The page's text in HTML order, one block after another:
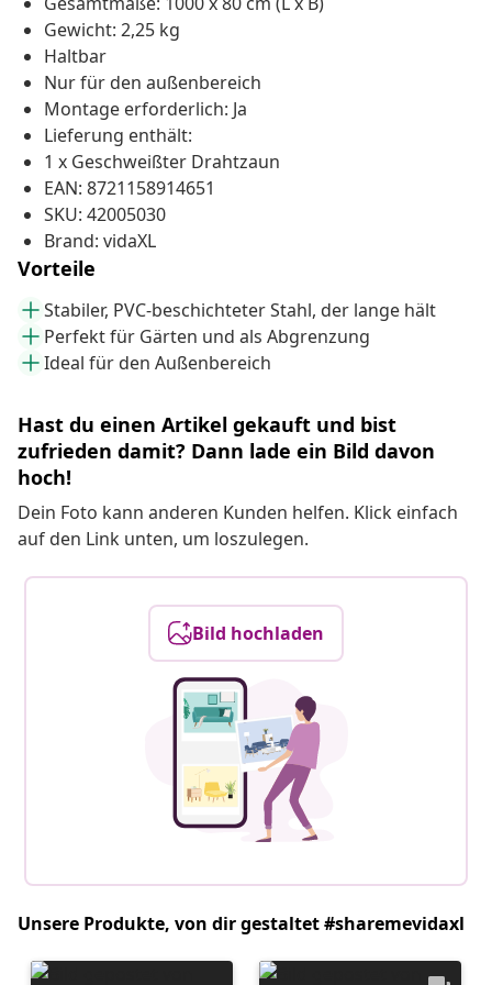
Gewicht: 2,25 kg
Haltbar
Nur für den außenbereich
Montage erforderlich: Ja
Lieferung enthält:
1 x Geschweißter Drahtzaun
EAN: 8721158914651
SKU: 42005030
Brand: vidaXL
Vorteile
Stabiler, PVC-beschichteter Stahl, der lange hält
Perfekt für Gärten und als Abgrenzung
Ideal für den Außenbereich
Hast du einen Artikel gekauft und bist
zufrieden damit? Dann lade ein Bild davon
hoch!
Dein Foto kann anderen Kunden helfen. Klick einfach
auf den Link unten, um loszulegen.
Bild hochladen
Unsere Produkte, von dir gestaltet #sharemevidaxl